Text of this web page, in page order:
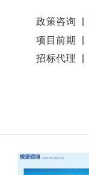
政策咨询
项目前期
招标代理